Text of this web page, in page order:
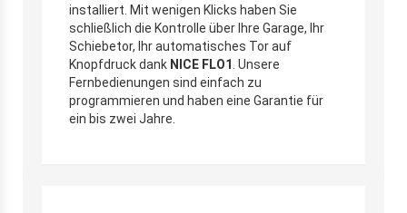
installiert. Mit wenigen Klicks haben Sie
schließlich die Kontrolle über Ihre Garage, Ihr
Schiebetor, Ihr automatisches Tor auf
Knopfdruck dank NICE FLO1 . Unsere
Fernbedienungen sind einfach zu
programmieren und haben eine Garantie für
ein bis zwei Jahre.